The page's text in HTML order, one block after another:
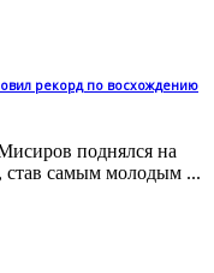
рекорд по восхождению
поднялся на
самым молодым ...